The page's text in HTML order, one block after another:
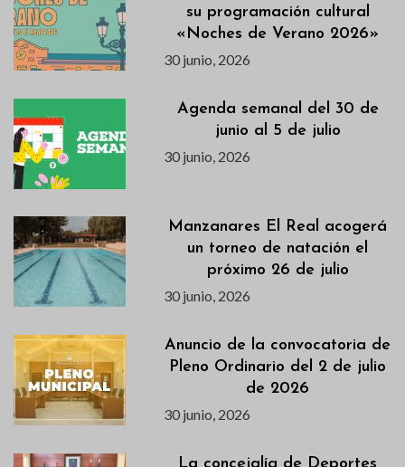
su programación cultural
«Noches de Verano 2026»
30 junio, 2026
Agenda semanal del 30 de
junio al 5 de julio
30 junio, 2026
Manzanares El Real acogerá
un torneo de natación el
próximo 26 de julio
30 junio, 2026
Anuncio de la convocatoria de
Pleno Ordinario del 2 de julio
de 2026
30 junio, 2026
La concejalía de Deportes